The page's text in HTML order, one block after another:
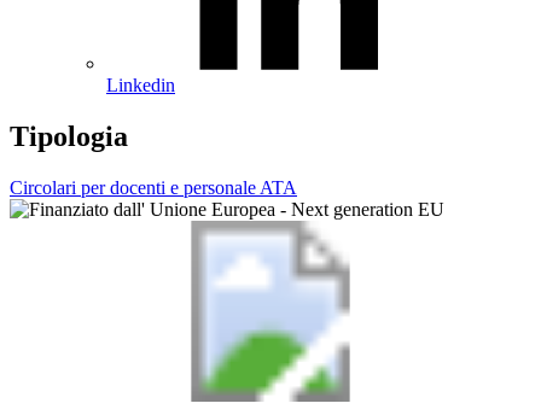
Linkedin
Tipologia
Circolari per docenti e personale ATA